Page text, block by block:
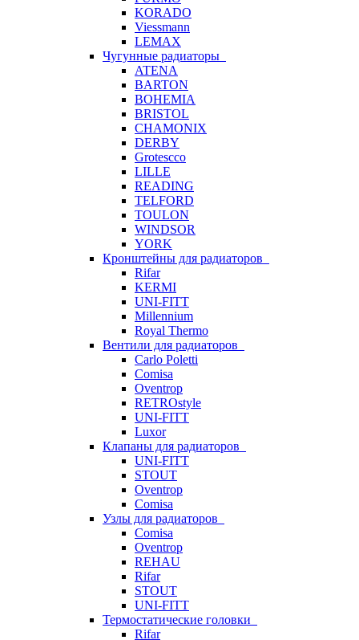
KORADO
Viessmann
LEMAX
Чугунные радиаторы
ATENA
BARTON
BOHEMIA
BRISTOL
CHAMONIX
DERBY
Grotescco
LILLE
READING
TELFORD
TOULON
WINDSOR
YORK
Кронштейны для радиаторов
Rifar
KERMI
UNI-FITT
Millennium
Royal Thermo
Вентили для радиаторов
Carlo Poletti
Comisa
Oventrop
RETROstyle
UNI-FITT
Luxor
Клапаны для радиаторов
UNI-FITT
STOUT
Oventrop
Comisa
Узлы для радиаторов
Comisa
Oventrop
REHAU
Rifar
STOUT
UNI-FITT
Термостатические головки
Rifar